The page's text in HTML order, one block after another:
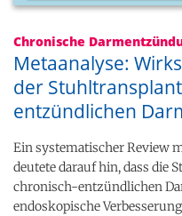
Chronische
Metaanalyse:
der
entzündlichen
Ein systematischer Review
deutete darauf hin, dass die
chronisch-entzündlichen
endoskopische